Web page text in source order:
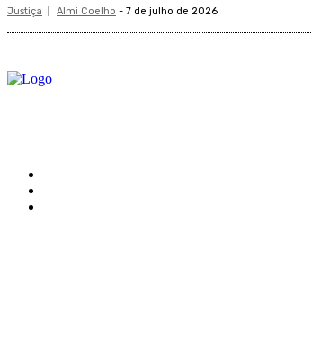
Justiça Almi Coelho - 7 de julho de 2026